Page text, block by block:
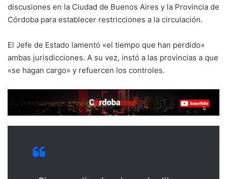
discusiones en la Ciudad de Buenos Aires y la Provincia de
Córdoba para establecer restricciones a la circulación.
El Jefe de Estado lamentó «el tiempo que han perdido»
ambas jurisdicciones. A su vez, instó a las provincias a que
«se hagan cargo» y refuercen los controles.